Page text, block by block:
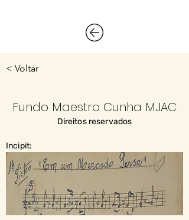
< Voltar
Fundo Maestro Cunha MJAC
Direitos reservados
Incipit: